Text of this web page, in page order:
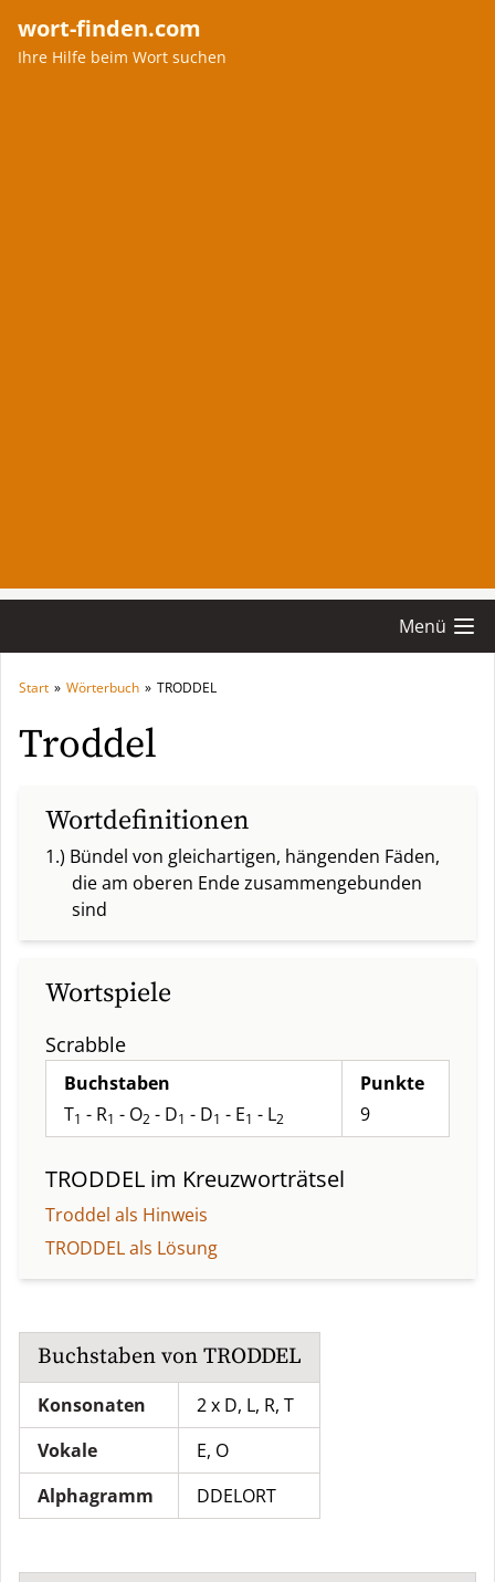
wort-finden.com
Ihre Hilfe beim Wort suchen
Menü
Start » Wörterbuch » TRODDEL
Troddel
Wortdefinitionen
1.) Bündel von gleichartigen, hängenden Fäden,
die am oberen Ende zusammengebunden
sind
Wortspiele
Scrabble
Buchstaben
T1 - R1 - O2 - D1 - D1 - E1 - L2
Punkte
9
TRODDEL im Kreuzworträtsel
Troddel als Hinweis
TRODDEL als Lösung
Buchstaben von TRODDEL
Konsonaten
2 x D, L, R, T
Vokale
E, O
Alphagramm
DDELORT